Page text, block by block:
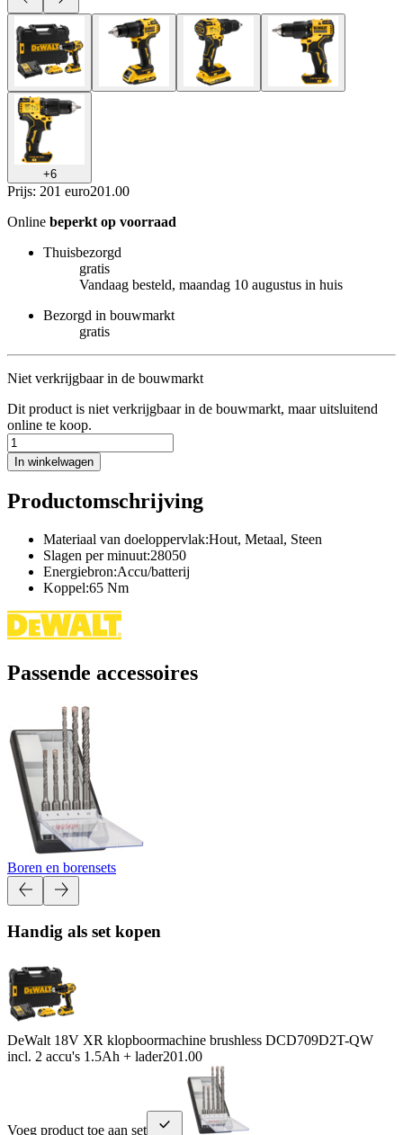
+6
Prijs: 201 euro201 .00
Online beperkt op voorraad
Thuisbezorgd
gratis
Vandaag besteld, maandag 10 augustus in huis
Bezorgd in bouwmarkt
gratis
Niet verkrijgbaar in de bouwmarkt
Dit product is niet verkrijgbaar in de bouwmarkt, maar uitsluitend
online te koop.
In winkelwagen
Productomschrijving
Materiaal van doeloppervlak:Hout, Metaal, Steen
Slagen per minuut:28050
Energiebron:Accu/batterij
Koppel:65 Nm
Passende accessoires
Boren en borensets
Handig als set kopen
DeWalt 18V XR klopboormachine brushless DCD709D2T-QW
incl. 2 accu's 1.5Ah + lader201.00
Voeg product toe aan set